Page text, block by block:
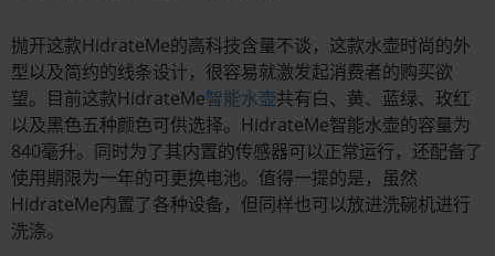
抛开这款HidrateMe的高科技含量不谈，这款水壶时尚的外
型以及简约的线条设计，很容易就激发起消费者的购买欲
望。目前这款HidrateMe智能水壶共有白、黄、蓝绿、玫红
以及黑色五种颜色可供选择。HidrateMe智能水壶的容量为
840毫升。同时为了其内置的传感器可以正常运行，还配备了
使用期限为一年的可更换电池。值得一提的是，虽然
HidrateMe内置了各种设备，但同样也可以放进洗碗机进行
洗涤。